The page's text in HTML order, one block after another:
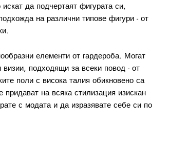
да подчертаят фигурата си,
на различни типове фигури - от
елементи от гардероба. Могат
подходящи за всеки повод - от
поли с висока талия обикновено са
на всяка стилизация изискан
с модата и да изразявате себе си по